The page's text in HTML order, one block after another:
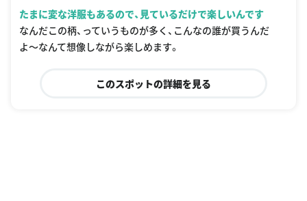
たまに変な洋服もあるので、見ているだけで楽しいんです
なんだこの柄、っていうものが多く、こんなの誰が買うんだ
よ〜なんて想像しながら楽しめます。
このスポットの詳細を見る